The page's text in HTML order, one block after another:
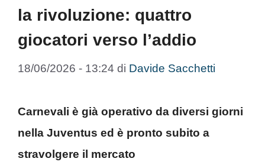
la rivoluzione: quattro
giocatori verso l’addio
18/06/2026 - 13:24 di Davide Sacchetti
Carnevali è già operativo da diversi giorni
nella Juventus ed è pronto subito a
stravolgere il mercato